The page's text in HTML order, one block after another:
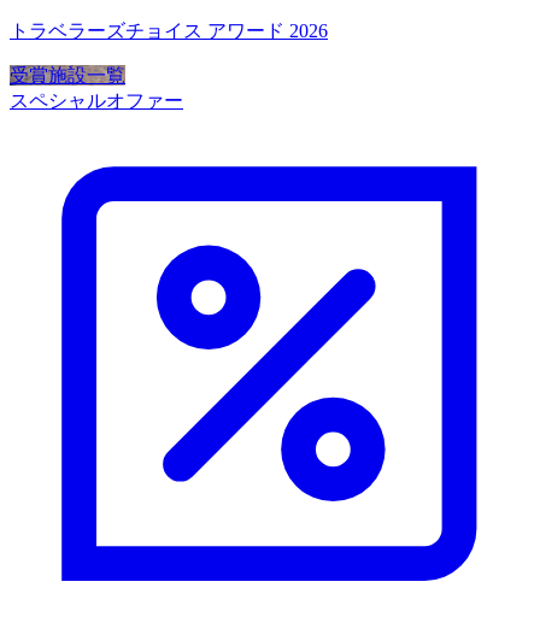
トラベラーズチョイス アワード 2026
受賞施設一覧
スペシャルオファー